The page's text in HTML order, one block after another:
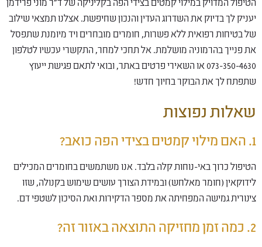
הטיפול המדויק במילוי קמטים בצידי הפה בקליניקה של ד"ר מוני פרידמן
יעניק לך בדיוק את השדרוג העדין והנכון שחיפשת. אצלנו תמצאי שילוב
של בטיחות רפואית ללא פשרות, חומרים מובחרים ויד מיומנת שתפסל
את פנייך בהרמוניה מושלמת. אל תחכי למחר, התקשרי עכשיו לטלפון
073-350-4630 או השאירי פרטים באתר, ובואי לתאם פגישת ייעוץ
שתפתח לך את הבוקר בחיוך חדש!
שאלות נפוצות
1. האם מילוי קמטים בצידי הפה כואב?
הטיפול כרוך באי-נוחות קלה בלבד. אנו משתמשים בחומרים המכילים
לידוקאין (חומר מאלחש) ובמידת הצורך עושים שימוש בקנולה, שזו
צינורית גמישה המפחיתה את מספר הדקירות ואת הסיכון לשטפי דם.
2. כמה זמן מחזיקה התוצאה באזור זה?